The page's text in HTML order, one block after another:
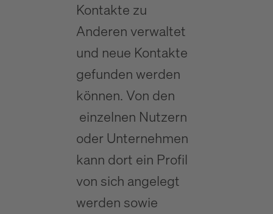
Kontakte zu
Anderen verwaltet
und neue Kontakte
gefunden werden
können. Von den
einzelnen Nutzern
oder Unternehmen
kann dort ein Profil
von sich angelegt
werden sowie